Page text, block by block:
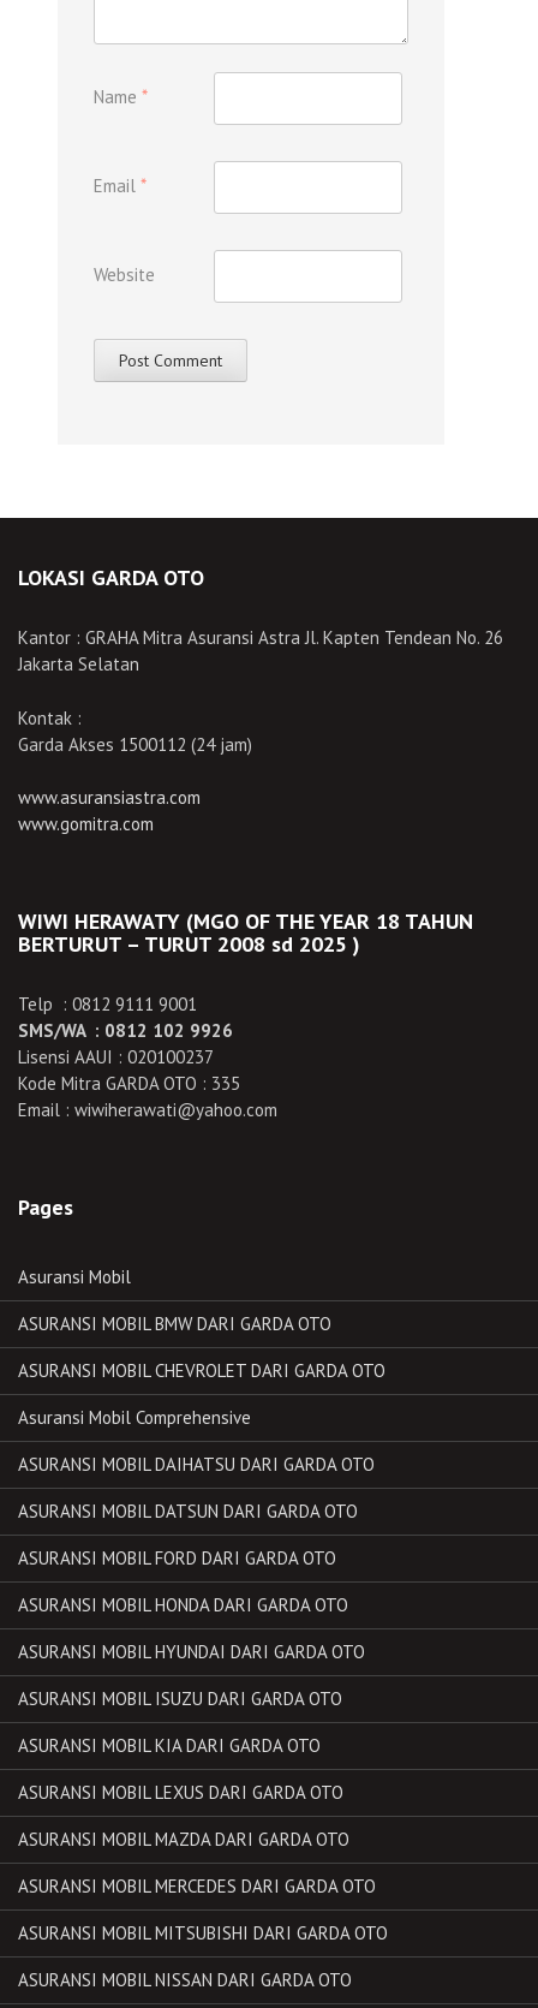
Name *
Email *
Website
LOKASI GARDA OTO
Kantor : GRAHA Mitra Asuransi Astra Jl. Kapten Tendean No. 26
Jakarta Selatan
Kontak :
Garda Akses 1500112 (24 jam)
www.asuransiastra.com
www.gomitra.com
WIWI HERAWATY (MGO OF THE YEAR 18 TAHUN
BERTURUT – TURUT 2008 sd 2025 )
Telp : 0812 9111 9001
SMS/WA : 0812 102 9926
Lisensi AAUI : 020100237
Kode Mitra GARDA OTO : 335
Email : wiwiherawati@yahoo.com
Pages
Asuransi Mobil
ASURANSI MOBIL BMW DARI GARDA OTO
ASURANSI MOBIL CHEVROLET DARI GARDA OTO
Asuransi Mobil Comprehensive
ASURANSI MOBIL DAIHATSU DARI GARDA OTO
ASURANSI MOBIL DATSUN DARI GARDA OTO
ASURANSI MOBIL FORD DARI GARDA OTO
ASURANSI MOBIL HONDA DARI GARDA OTO
ASURANSI MOBIL HYUNDAI DARI GARDA OTO
ASURANSI MOBIL ISUZU DARI GARDA OTO
ASURANSI MOBIL KIA DARI GARDA OTO
ASURANSI MOBIL LEXUS DARI GARDA OTO
ASURANSI MOBIL MAZDA DARI GARDA OTO
ASURANSI MOBIL MERCEDES DARI GARDA OTO
ASURANSI MOBIL MITSUBISHI DARI GARDA OTO
ASURANSI MOBIL NISSAN DARI GARDA OTO